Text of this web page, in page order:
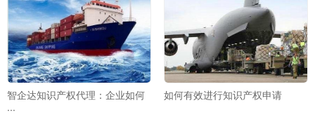
智企达知识产权代理：企业如何
···
如何有效进行知识产权申请